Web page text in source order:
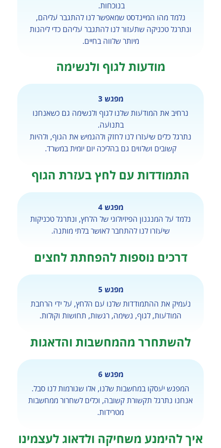
בנוכחות.
נלמד מהו המיינדסט שמאפשר לנו להתגבר עליהם,
ונתרגל טכניקה שתעזור לנו להתגבר עליהם כדי ליהנות
מיותר שלווה בחיים.
מודעות לגוף ולנשימה
מפגש 3
נרחיב את המודעות שלנו לגוף ולנשימה גם כשאנחנו
בתנועה.
נתרגל כלים שיעזרו לנו לחזק ולהגמיש את הגוף, ולהיות
קשובים ושלווים גם בהליכה יום יומית במשרד.
התמודדות עם לחץ בעזרת הגוף
מפגש 4
נלמד על המנגנון הפיזיולוגי של הלחץ, ונתרגל טכניקות
שיעזרו לנו להתחבר לאושר בלתי מותנה.
דרכים נוספות להפחתת לחצים
מפגש 5
נעמיק את ההתמודדות שלנו עם הלחץ, על ידי הרחבת
המודעות, לגוף, נשימה, רגשות, תחושות וקולות.
להשתחרר מהמחשבות והדאגות
מפגש 6
המפגש יעסקו במחשבות שלנו, אלו שגורמות לנו סבל.
אנחנו נתרגל תקשורת קשובה, וכלים לשחרור ממחשבות
מטרידות.
איך להימנע משחיקה ולדאוג לעצמינו